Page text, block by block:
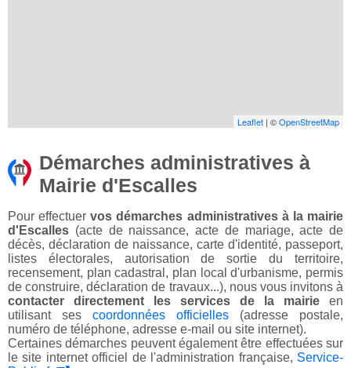
Leaflet | ©OpenStreetMap
Démarches administratives à
Mairie d'Escalles
Pour effectuervos démarches administratives à la mairie
d'Escalles (acte de naissance, acte de mariage, acte de
décès, déclaration de naissance, carte d'identité, passeport,
listes électorales, autorisation de sortie du territoire,
recensement, plan cadastral, plan local d'urbanisme, permis
de construire, déclaration de travaux...), nous vous invitons à
contacter directement les services de la mairie en
utilisant ses coordonnées officielles (adresse postale,
numéro de téléphone, adresse e-mail ou site internet).
Certaines démarches peuvent également être effectuées sur
le site internet officiel de l'administration française, Service-